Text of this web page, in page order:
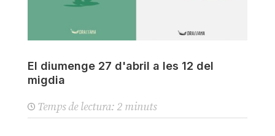
El diumenge 27 d'abril a les 12 del
migdia
Temps de lectura: 2 minuts